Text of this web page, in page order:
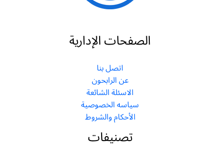
الصفحات الإدارية
اتصل بنا
عن الرابحون
الاسئلة الشائعة
سياسه الخصوصية
الأحكام والشروط
تصنيفات